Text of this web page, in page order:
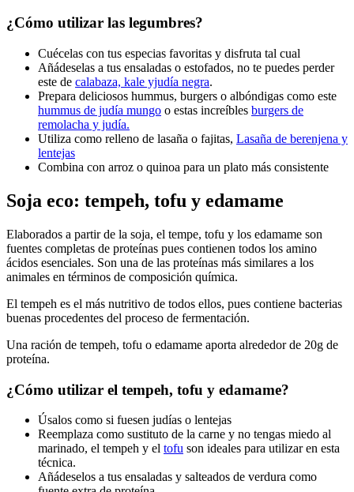
¿Cómo utilizar las legumbres?
Cuécelas con tus especias favoritas y disfruta tal cual
Añádeselas a tus ensaladas o estofados, no te puedes perder
este de calabaza, kale yjudía negra.
Prepara deliciosos hummus, burgers o albóndigas como este
hummus de judía mungo o estas increíbles burgers de
remolacha y judía.
Utiliza como relleno de lasaña o fajitas, Lasaña de berenjena y
lentejas
Combina con arroz o quinoa para un plato más consistente
Soja eco: tempeh, tofu y edamame
Elaborados a partir de la soja, el tempe, tofu y los edamame son
fuentes completas de proteínas pues contienen todos los amino
ácidos esenciales. Son una de las proteínas más similares a los
animales en términos de composición química.
El tempeh es el más nutritivo de todos ellos, pues contiene bacterias
buenas procedentes del proceso de fermentación.
Una ración de tempeh, tofu o edamame aporta alrededor de 20g de
proteína.
¿Cómo utilizar el tempeh, tofu y edamame?
Úsalos como si fuesen judías o lentejas
Reemplaza como sustituto de la carne y no tengas miedo al
marinado, el tempeh y el tofu son ideales para utilizar en esta
técnica.
Añádeselos a tus ensaladas y salteados de verdura como